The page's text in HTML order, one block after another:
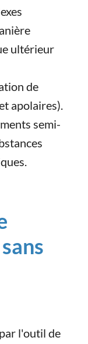
ultérieur
de
apolaires).
semi-
l'outil de